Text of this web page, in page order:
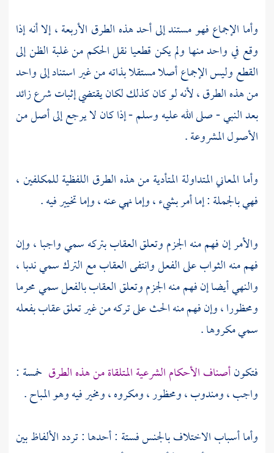
وأما الإجماع فهو مستند إلى أحد هذه الطرق الأربعة ، إلا أنه إذا
وقع في واحد منها ولم يكن قطعيا نقل الحكم من غلبة الظن إلى
القطع وليس الإجماع أصلا مستقلا بذاته من غير استناد إلى واحد
من هذه الطرق ، لأنه لو كان كذلك لكان يقتضي إثبات شرع زائد
بعد النبي - صلى الله عليه وسلم - إذا كان لا يرجع إلى أصل من
الأصول المشروعة .
وأما المعاني المتداولة المتأدية من هذه الطرق اللفظية للمكلفين ،
فهي بالجملة : إما أمر بشيء ، وإما نهي عنه ، وإما تخيير فيه .
والأمر إن فهم منه الجزم وتعلق العقاب بتركه سمي واجبا ، وإن
فهم منه الثواب على الفعل وانتفى العقاب مع الترك سمي ندبا ،
والنهي أيضا إن فهم منه الجزم وتعلق العقاب بالفعل سمي محرما
ومحظورا ، وإن فهم منه الحث على تركه من غير تعلق عقاب بفعله
سمي مكروها .
فتكونأصناف الأحكام الشرعية المتلقاة من هذه الطرق خمسة :
واجب ، ومندوب ، ومحظور ، ومكروه ، ومخير فيه وهو المباح .
وأما أسباب الاختلاف بالجنس فستة : أحدها : تردد الألفاظ بين